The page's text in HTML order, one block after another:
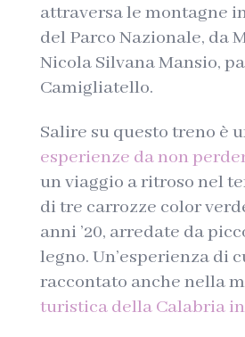
attraversa le montagne
del Parco Nazionale, da
Nicola Silvana Mansio,
Camigliatello.
Salire su questo treno è
esperienze da non
un viaggio a ritroso nel
di tre carrozze color
anni ’20, arredate da
legno. Un’esperienza di
raccontato anche nella
turistica della Calabria